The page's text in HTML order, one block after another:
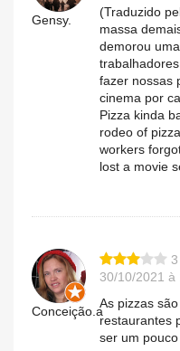
Gensy.
(Traduzido
massa
demorou
fazer nossas
cinema por
Pizza kinda
rodeo of
workers
lost a movie
Conceição.a
30/10/2021 à
As pizzas
restaurantes
ser um